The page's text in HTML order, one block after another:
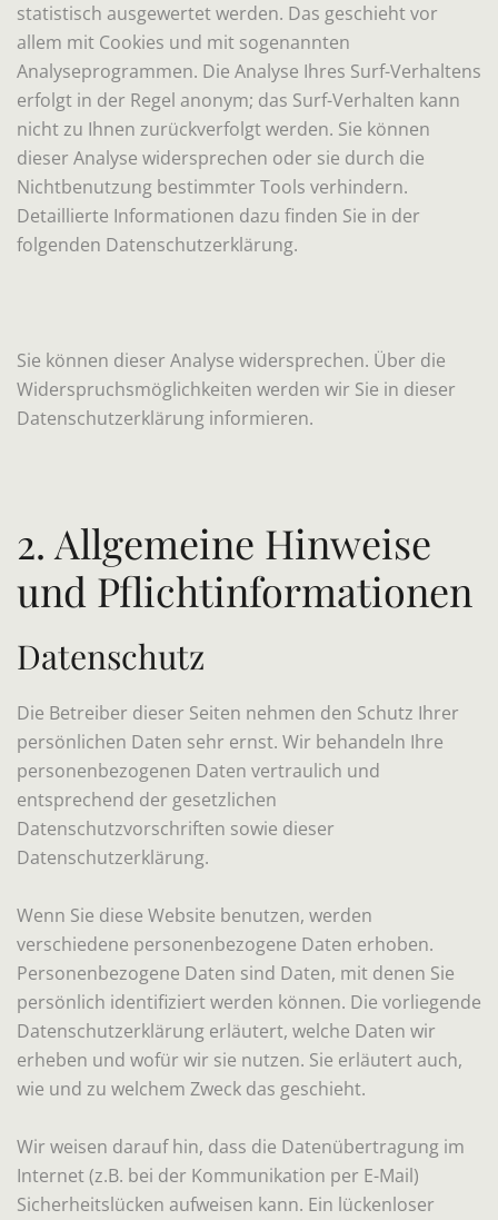
statistisch ausgewertet werden. Das geschieht vor
allem mit Cookies und mit sogenannten
Analyseprogrammen. Die Analyse Ihres Surf-Verhaltens
erfolgt in der Regel anonym; das Surf-Verhalten kann
nicht zu Ihnen zurückverfolgt werden. Sie können
dieser Analyse widersprechen oder sie durch die
Nichtbenutzung bestimmter Tools verhindern.
Detaillierte Informationen dazu finden Sie in der
folgenden Datenschutzerklärung.
Sie können dieser Analyse widersprechen. Über die
Widerspruchsmöglichkeiten werden wir Sie in dieser
Datenschutzerklärung informieren.
2. Allgemeine Hinweise
und Pflichtinformationen
Datenschutz
Die Betreiber dieser Seiten nehmen den Schutz Ihrer
persönlichen Daten sehr ernst. Wir behandeln Ihre
personenbezogenen Daten vertraulich und
entsprechend der gesetzlichen
Datenschutzvorschriften sowie dieser
Datenschutzerklärung.
Wenn Sie diese Website benutzen, werden
verschiedene personenbezogene Daten erhoben.
Personenbezogene Daten sind Daten, mit denen Sie
persönlich identifiziert werden können. Die vorliegende
Datenschutzerklärung erläutert, welche Daten wir
erheben und wofür wir sie nutzen. Sie erläutert auch,
wie und zu welchem Zweck das geschieht.
Wir weisen darauf hin, dass die Datenübertragung im
Internet (z.B. bei der Kommunikation per E-Mail)
Sicherheitslücken aufweisen kann. Ein lückenloser